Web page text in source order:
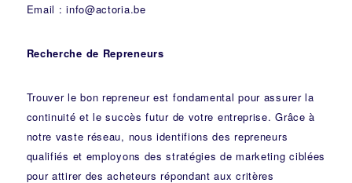
Email : info@actoria.be
Recherche de Repreneurs
Trouver le bon repreneur est fondamental pour assurer la
continuité et le succès futur de votre entreprise. Grâce à
notre vaste réseau, nous identifions des repreneurs
qualifiés et employons des stratégies de marketing ciblées
pour attirer des acheteurs répondant aux critères